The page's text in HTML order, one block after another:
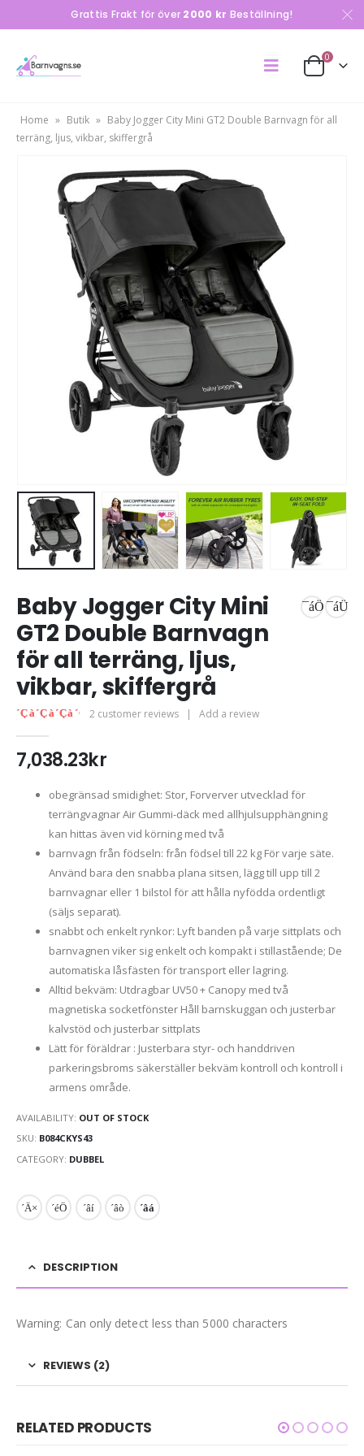
Grattis Frakt för över 2000 kr Beställning!
0
Home » Butik » Baby Jogger City Mini GT2 Double Barnvagn för all
terräng, ljus, vikbar, skiffergrå
Baby Jogger City Mini
GT2 Double Barnvagn
för all terräng, ljus,
vikbar, skiffergrå
2 customer reviews | Add a review
7,038.23kr
obegränsad smidighet: Stor, Forverver utvecklad för
terrängvagnar Air Gummi-däck med allhjulsupphängning
kan hittas även vid körning med två
barnvagn från födseln: från födsel till 22 kg För varje säte.
Använd bara den snabba plana sitsen, lägg till upp till 2
barnvagnar eller 1 bilstol för att hålla nyfödda ordentligt
(säljs separat).
snabbt och enkelt rynkor: Lyft banden på varje sittplats och
barnvagnen viker sig enkelt och kompakt i stillastående; De
automatiska låsfästen för transport eller lagring.
Alltid bekväm: Utdragbar UV50 + Canopy med två
magnetiska socketfönster Håll barnskuggan och justerbar
kalvstöd och justerbar sittplats
Lätt för föräldrar : Justerbara styr- och handdriven
parkeringsbroms säkerställer bekväm kontroll och kontroll i
armens område.
AVAILABILITY: OUT OF STOCK
SKU: B084CKYS43
CATEGORY: DUBBEL
DESCRIPTION
Warning: Can only detect less than 5000 characters
REVIEWS (2)
RELATED PRODUCTS